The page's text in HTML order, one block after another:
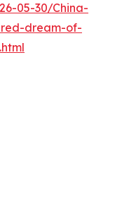
05-30/China-
dream-of-